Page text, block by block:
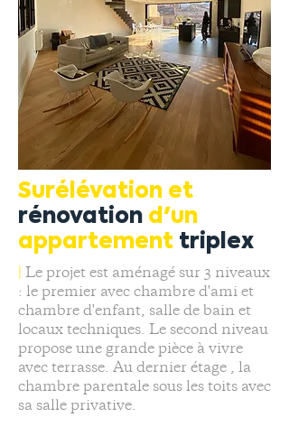
Surélévation et
rénovation d'un
appartement triplex
Le projet est aménagé sur 3 niveaux
: le premier avec chambre d'ami et
chambre d'enfant, salle de bain et
locaux techniques. Le second niveau
propose une grande pièce à vivre
avec terrasse. Au dernier étage , la
chambre parentale sous les toits avec
sa salle privative.